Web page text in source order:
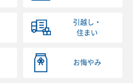
引越し・
住まい
お悔やみ